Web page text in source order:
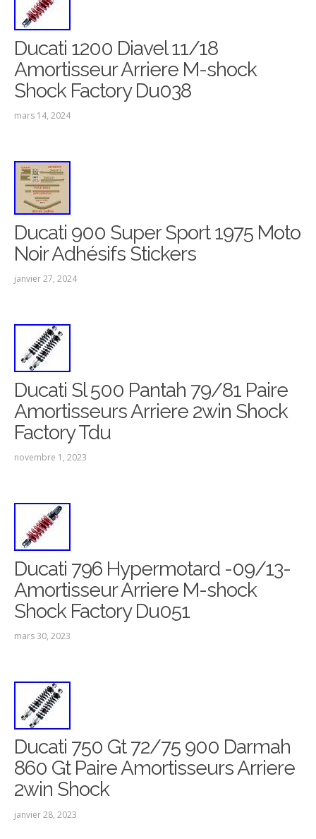
Ducati 1200 Diavel 11/18
Amortisseur Arriere M-shock
Shock Factory Du038
mars 14, 2024
Ducati 900 Super Sport 1975 Moto
Noir Adhésifs Stickers
janvier 27, 2024
Ducati Sl 500 Pantah 79/81 Paire
Amortisseurs Arriere 2win Shock
Factory Tdu
novembre 1, 2023
Ducati 796 Hypermotard -09/13-
Amortisseur Arriere M-shock
Shock Factory Du051
mars 30, 2023
Ducati 750 Gt 72/75 900 Darmah
860 Gt Paire Amortisseurs Arriere
2win Shock
janvier 28, 2023